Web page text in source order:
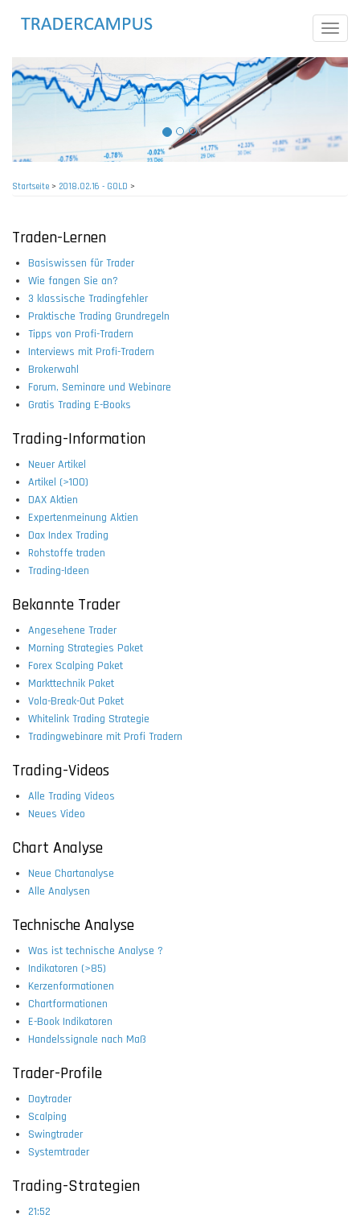
Toggle
Startseite> 2018.02.16 - GOLD >
Traden-Lernen
Basiswissen für Trader
Wie fangen Sie an?
3 klassische Tradingfehler
Praktische Trading Grundregeln
Tipps von Profi-Tradern
Interviews mit Profi-Tradern
Brokerwahl
Forum, Seminare und Webinare
Gratis Trading E-Books
Trading-Information
Neuer Artikel
Artikel (>100)
DAX Aktien
Expertenmeinung Aktien
Dax Index Trading
Rohstoffe traden
Trading-Ideen
Bekannte Trader
Angesehene Trader
Morning Strategies Paket
Forex Scalping Paket
Markttechnik Paket
Vola-Break-Out Paket
Whitelink Trading Strategie
Tradingwebinare mit Profi Tradern
Trading-Videos
Alle Trading Videos
Neues Video
Chart Analyse
Neue Chartanalyse
Alle Analysen
Technische Analyse
Was ist technische Analyse ?
Indikatoren (>85)
Kerzenformationen
Chartformationen
E-Book Indikatoren
Handelssignale nach Maß
Trader-Profile
Daytrader
Scalping
Swingtrader
Systemtrader
Trading-Strategien
21:52